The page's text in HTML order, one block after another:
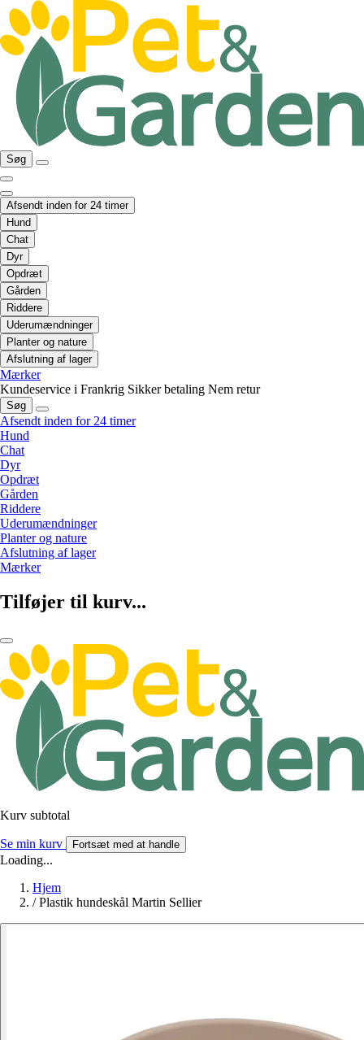
Søg
Afsendt inden for 24 timer
Hund
Chat
Dyr
Opdræt
Gården
Riddere
Uderumændninger
Planter og nature
Afslutning af lager
Mærker
Kundeservice i Frankrig Sikker betaling Nem retur
Søg
Afsendt inden for 24 timer
Hund
Chat
Dyr
Opdræt
Gården
Riddere
Uderumændninger
Planter og nature
Afslutning af lager
Mærker
Tilføjer til kurv...
Kurv subtotal
Se min kurv Fortsæt med at handle
Loading...
Hjem
/ Plastik hundeskål Martin Sellier